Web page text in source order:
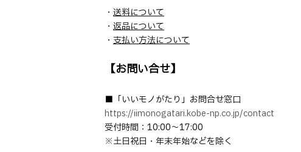
・ 送料について
・ 返品について
・ 支払い方法について
【お問い合せ】
■「いいモノがたり」お問合せ窓口
https://iimonogatari.kobe-np.co.jp/contact
受付時間：10:00～17:00
※土日祝日・年末年始などを除く